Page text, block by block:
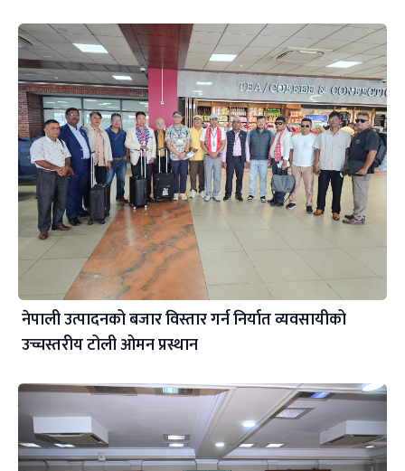
नेपाली उत्पादनको बजार विस्तार गर्न निर्यात व्यवसायीको
उच्चस्तरीय टोली ओमन प्रस्थान